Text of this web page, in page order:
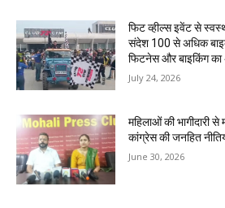
फिट व्हील्स इवेंट से
संदेश 100 से अधिक
फिटनेस और बाइकिंग का
July 24, 2026
महिलाओं की भागीदारी से
कांग्रेस की जनहित
June 30, 2026